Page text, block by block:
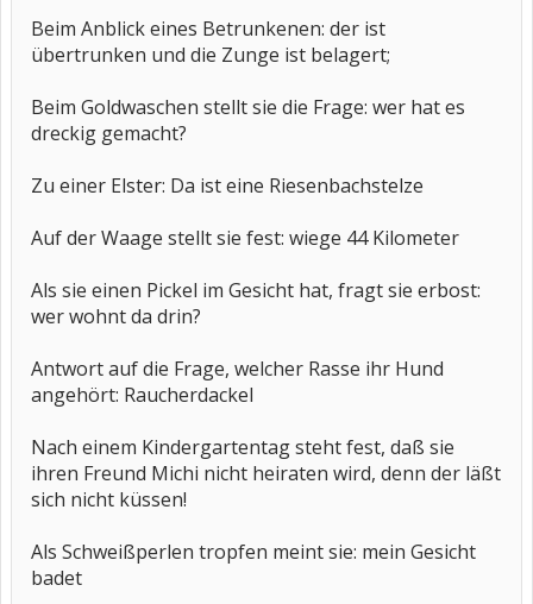
Beim Anblick eines Betrunkenen: der ist
übertrunken und die Zunge ist belagert;
Beim Goldwaschen stellt sie die Frage: wer hat es
dreckig gemacht?
Zu einer Elster: Da ist eine Riesenbachstelze
Auf der Waage stellt sie fest: wiege 44 Kilometer
Als sie einen Pickel im Gesicht hat, fragt sie erbost:
wer wohnt da drin?
Antwort auf die Frage, welcher Rasse ihr Hund
angehört: Raucherdackel
Nach einem Kindergartentag steht fest, daß sie
ihren Freund Michi nicht heiraten wird, denn der läßt
sich nicht küssen!
Als Schweißperlen tropfen meint sie: mein Gesicht
badet